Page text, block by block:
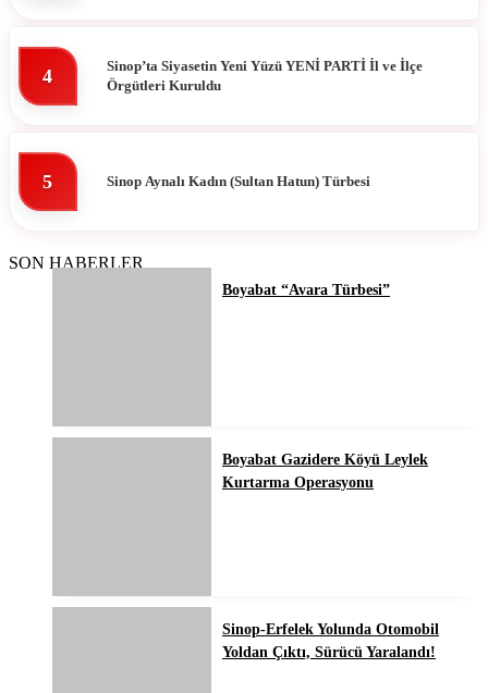
4
Sinop’ta Siyasetin Yeni Yüzü YENİ PARTİ İl ve İlçe
Örgütleri Kuruldu
5 Sinop Aynalı Kadın (Sultan Hatun) Türbesi
SON HABERLER
Boyabat “Avara Türbesi”
Boyabat Gazidere Köyü Leylek
Kurtarma Operasyonu
Sinop-Erfelek Yolunda Otomobil
Yoldan Çıktı, Sürücü Yaralandı!